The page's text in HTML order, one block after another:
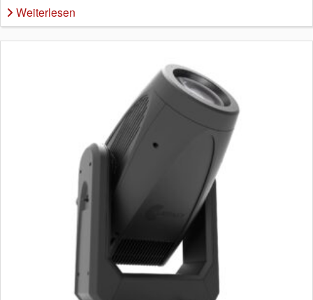
Weiterlesen